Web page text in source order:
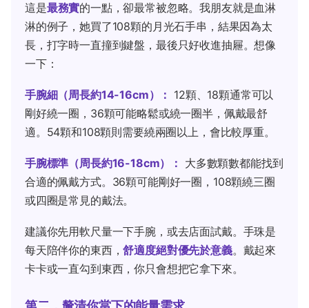
這是最務實的一點，卻最常被忽略。我朋友就是血淋
淋的例子，她買了108顆的月光石手串，結果因為太
長，打字時一直撞到鍵盤，最後只好收進抽屜。想像
一下：
手腕細（周長約14-16cm）： 12顆、18顆通常可以
剛好繞一圈，36顆可能略鬆或繞一圈半，佩戴最舒
適。54顆和108顆則需要繞兩圈以上，會比較厚重。
手腕標準（周長約16-18cm）： 大多數顆數都能找到
合適的佩戴方式。36顆可能剛好一圈，108顆繞三圈
或四圈是常見的戴法。
建議你先用軟尺量一下手腕，或去店面試戴。手珠是
每天陪伴你的東西，舒適度絕對優先於意義。戴起來
卡卡或一直勾到東西，你只會想把它拿下來。